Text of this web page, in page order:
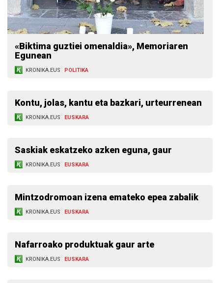
«Biktima guztiei omenaldia», Memoriaren
Egunean
KRONIKA.EUS POLITIKA
Kontu, jolas, kantu eta bazkari, urteurrenean
KRONIKA.EUS EUSKARA
Saskiak eskatzeko azken eguna, gaur
KRONIKA.EUS EUSKARA
Mintzodromoan izena emateko epea zabalik
KRONIKA.EUS EUSKARA
Nafarroako produktuak gaur arte
KRONIKA.EUS EUSKARA